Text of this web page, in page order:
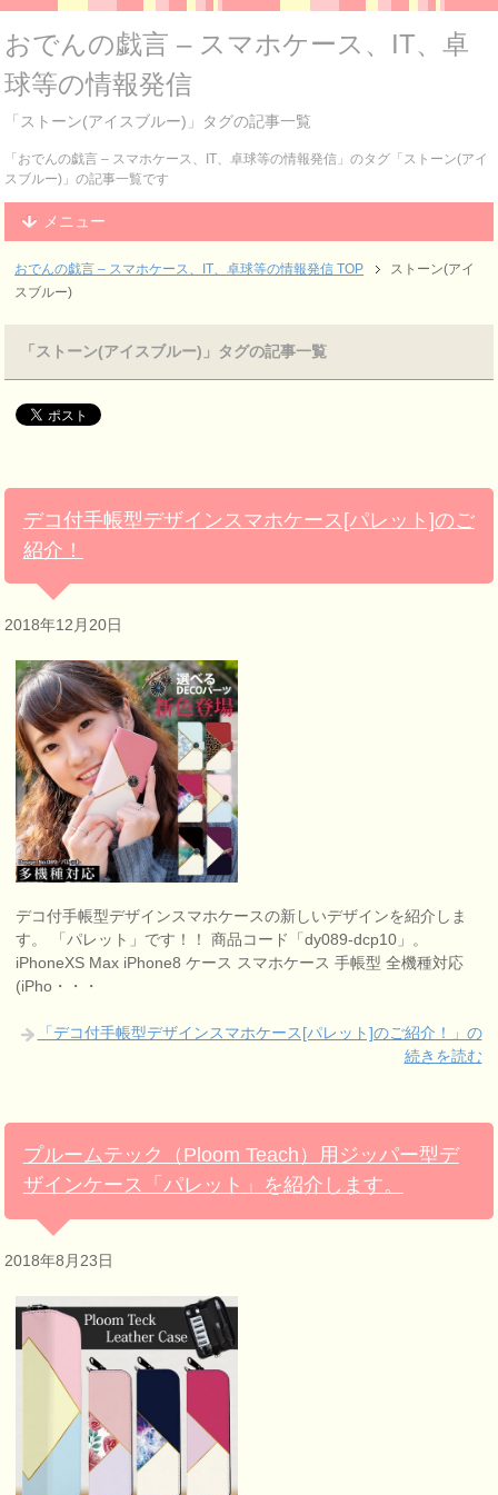
おでんの戯言 – スマホケース、IT、卓
球等の情報発信
「ストーン(アイスブルー)」タグの記事一覧
「おでんの戯言 – スマホケース、IT、卓球等の情報発信」のタグ「ストーン(アイ
スブルー)」の記事一覧です
メニュー
おでんの戯言 – スマホケース、IT、卓球等の情報発信 TOP
ストーン(アイ
スブルー)
「ストーン(アイスブルー)」タグの記事一覧
デコ付手帳型デザインスマホケース[パレット]のご
紹介！
2018年12月20日
デコ付手帳型デザインスマホケースの新しいデザインを紹介しま
す。 「パレット」です！！ 商品コード「dy089-dcp10」。
iPhoneXS Max iPhone8 ケース スマホケース 手帳型 全機種対応
(iPho・・・
「デコ付手帳型デザインスマホケース[パレット]のご紹介！」の
続きを読む
プルームテック（Ploom Teach）用ジッパー型デ
ザインケース「パレット」を紹介します。
2018年8月23日